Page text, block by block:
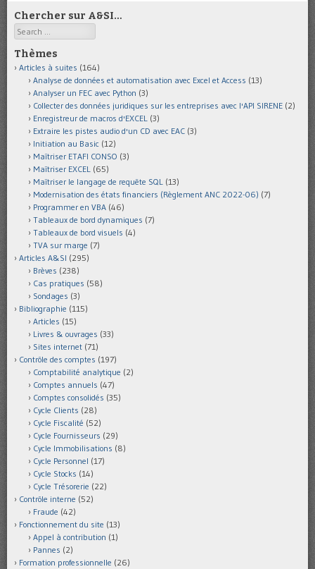
Chercher sur A&SI…
Search
Thèmes
Articles à suites (164)
Analyse de données et automatisation avec Excel et Access (13)
Analyser un FEC avec Python (3)
Collecter des données juridiques sur les entreprises avec l'API SIRENE (2)
Enregistreur de macros d'EXCEL (3)
Extraire les pistes audio d'un CD avec EAC (3)
Initiation au Basic (12)
Maîtriser ETAFI CONSO (3)
Maîtriser EXCEL (65)
Maîtriser le langage de requête SQL (13)
Modernisation des états financiers (Règlement ANC 2022-06) (7)
Programmer en VBA (46)
Tableaux de bord dynamiques (7)
Tableaux de bord visuels (4)
TVA sur marge (7)
Articles A&SI (295)
Brèves (238)
Cas pratiques (58)
Sondages (3)
Bibliographie (115)
Articles (15)
Livres & ouvrages (33)
Sites internet (71)
Contrôle des comptes (197)
Comptabilité analytique (2)
Comptes annuels (47)
Comptes consolidés (35)
Cycle Clients (28)
Cycle Fiscalité (52)
Cycle Fournisseurs (29)
Cycle Immobilisations (8)
Cycle Personnel (17)
Cycle Stocks (14)
Cycle Trésorerie (22)
Contrôle interne (52)
Fraude (42)
Fonctionnement du site (13)
Appel à contribution (1)
Pannes (2)
Formation professionnelle (26)